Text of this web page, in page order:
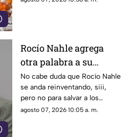
el regreso a clases en
Rocío Nahle agrega
otra palabra a su
vocabulario de escape;
además del 'NO SÉ' ya
estrenó el 'CUÁLES'
No cabe duda que Rocío Nahle
se anda reinventando, siii,
pero no para salvar a los
veracruzanos, sino para seguir
agosto 07, 2026 10:05 a. m.